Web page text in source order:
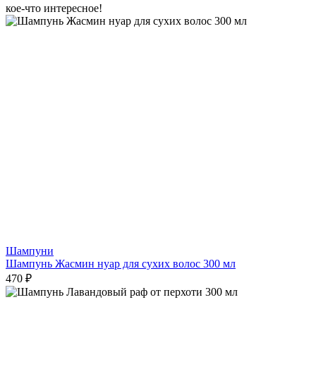
кое-что интересное!
Шампуни
Шампунь Жасмин нуар для сухих волос 300 мл
470 ₽